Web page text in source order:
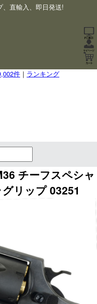
、直輸入、即日発送!
件 ｜ ランキング
チーフスペシャ
リップ 03251